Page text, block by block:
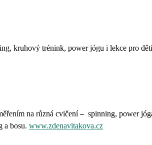
kruhový trénink, power jógu i lekce pro
na různá cvičení – spinning, power
a bosu. www.zdenavitakova.cz